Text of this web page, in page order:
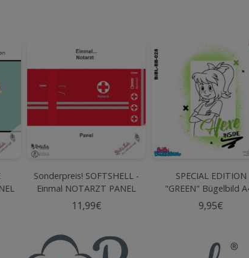
-
SPECIAL EDITION
"GREEN" Bügelbild A4 -
BIBI BLBERG #28
9,95€
SPECIAL
"GREEN"
BIBI BLBERG
7,49€